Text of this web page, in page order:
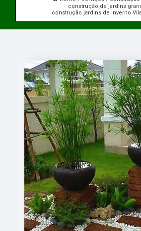
construção de jardins
construção jardins de inverno